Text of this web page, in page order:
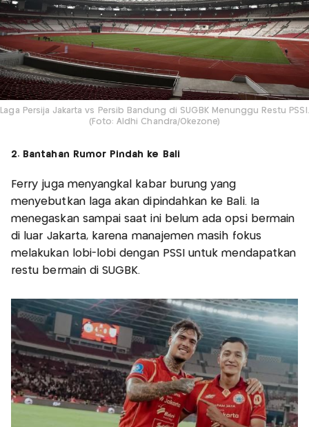
Laga Persija Jakarta vs Persib Bandung di SUGBK Menunggu Restu PSSI.
(Foto: Aldhi Chandra/Okezone)
2. Bantahan Rumor Pindah ke Bali
Ferry juga menyangkal kabar burung yang
menyebutkan laga akan dipindahkan ke Bali. Ia
menegaskan sampai saat ini belum ada opsi bermain
di luar Jakarta, karena manajemen masih fokus
melakukan lobi-lobi dengan PSSI untuk mendapatkan
restu bermain di SUGBK.